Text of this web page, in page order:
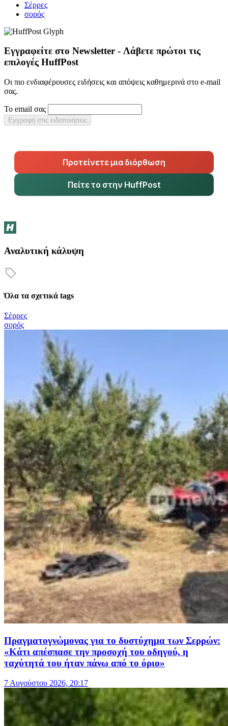
Σέρρες
σορός
Εγγραφείτε στο Newsletter - Λάβετε πρώτοι τις
επιλογές HuffPost
Οι πιο ενδιαφέρουσες ειδήσεις και απόψεις καθημερινά στο e-mail
σας.
Το email σας
Εγγραφή στις ειδοποιήσεις
Προτείνετε μια διόρθωση
Πείτε το στην HuffPost
Αναλυτική κάλυψη
Όλα τα σχετικά tags
Σέρρες
σορός
Πραγματογνώμονας για το δυστύχημα των Σερρών:
«Κάτι απέσπασε την προσοχή του οδηγού, η
ταχύτητά του ήταν πάνω από το όριο»
7 Αυγούστου 2026, 20:17